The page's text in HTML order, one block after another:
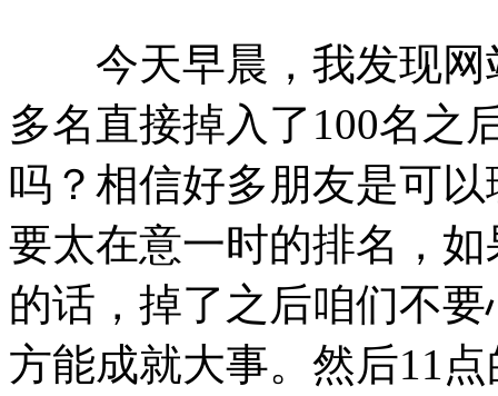
今天早晨，我发现网
多名直接掉入了100名之
吗？相信好多朋友是可
要太在意一时的排名，
的话，掉了之后咱们不
方能成就大事。然后11